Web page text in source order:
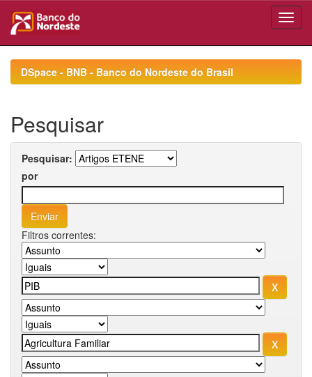
navigationDSpace - BNB - Banco do Nordeste do Brasil
Pesquisar
Pesquisar:
por
Filtros correntes: